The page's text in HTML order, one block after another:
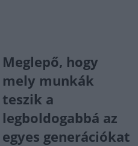
Meglepő, hogy
mely munkák
teszik a
legboldogabbá az
egyes generációkat